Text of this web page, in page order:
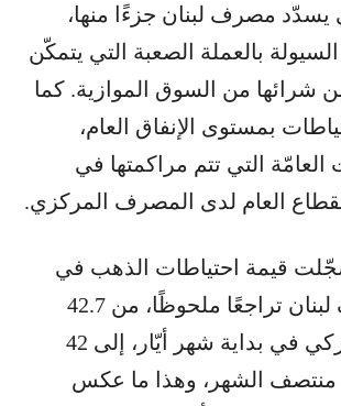
يسدّد مصرف لبنان جزءًا منها،
بالعملة الصعبة التي يتمكّن
شرائها من السوق الموازية. كما
بمستوى الإنفاق العام،
العامّة التي تتم مراكمتها في
العام لدى المصرف المركزي.
قيمة احتياطات الذهب في
ميزانيّة مصرف لبنان تراجعًا ملحوظًا، من 42.7
مليار دولار أميركي في بداية شهر أيّار، إلى 42
منتصف الشهر، وهذا ما عكس